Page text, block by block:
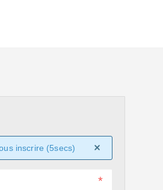
inscrire (5secs)